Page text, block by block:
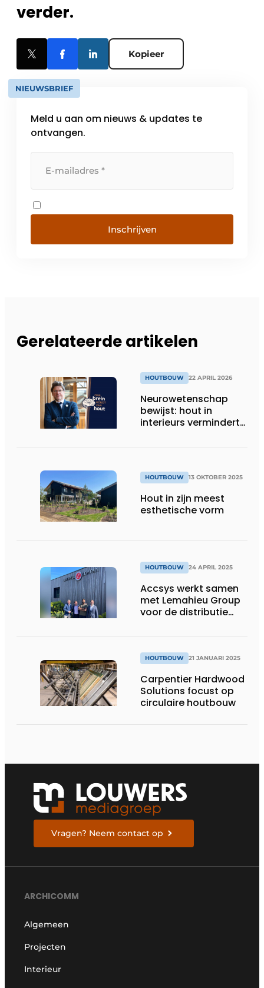
verder.
Kopieer
NIEUWSBRIEF
Meld u aan om nieuws & updates te
ontvangen.
Inschrijven
Gerelateerde artikelen
HOUTBOUW 22 APRIL 2026
Neurowetenschap
bewijst: hout in
interieurs vermindert
HOUTBOUW 13 OKTOBER 2025
Hout in zijn meest
esthetische vorm
HOUTBOUW 24 APRIL 2025
Accsys werkt samen
met Lemahieu Group
voor de distributie
HOUTBOUW 21 JANUARI 2025
Carpentier Hardwood
Solutions focust op
circulaire houtbouw
Vragen? Neem contact op
ARCHICOMM
Algemeen
Projecten
Interieur